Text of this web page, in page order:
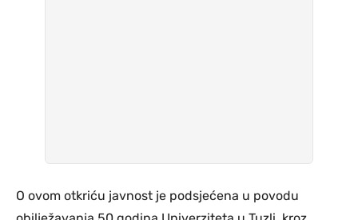
O ovom otkriću javnost je podsjećena u povodu